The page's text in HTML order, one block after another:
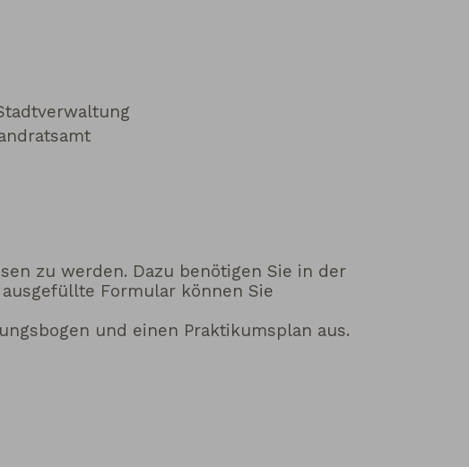
zu werden. Dazu benötigen Sie in der
Formular können Sie
und einen Praktikumsplan aus.